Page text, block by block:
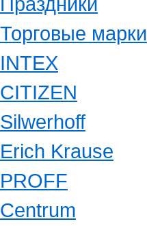
Торговые марки
INTEX
CITIZEN
Silwerhoff
Erich Krause
PROFF
Centrum